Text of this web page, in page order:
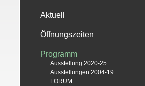
Aktuell
Öffnungszeiten
Programm
Ausstellung 2020-25
Ausstellungen 2004-19
FORUM